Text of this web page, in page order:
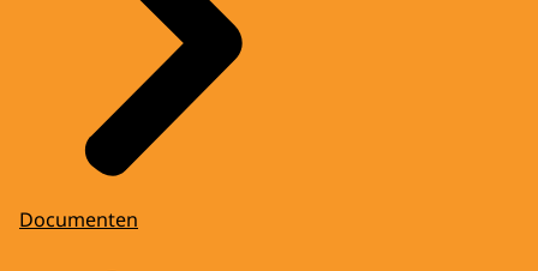
Documenten